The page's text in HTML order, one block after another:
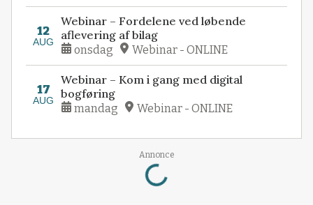
12
AUG
Webinar – Fordelene ved løbende
aflevering af bilag
onsdag Webinar - ONLINE
17
AUG
Webinar – Kom i gang med digital
bogføring
mandag Webinar - ONLINE
Annonce
Loading...